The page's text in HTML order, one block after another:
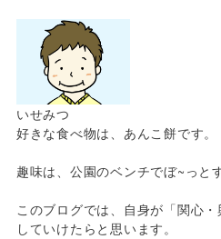
いせみつ
好きな食べ物は、あんこ餅です。
趣味は、公園のベンチでぼ~っと
このブログでは、自身が「関心
していけたらと思います。